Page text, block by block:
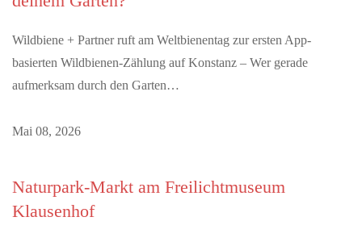
Wildbiene + Partner ruft am Weltbienentag zur ersten App-
basierten Wildbienen-Zählung auf Konstanz – Wer gerade
aufmerksam durch den Garten…
Mai 08, 2026
Naturpark-Markt am Freilichtmuseum
Klausenhof